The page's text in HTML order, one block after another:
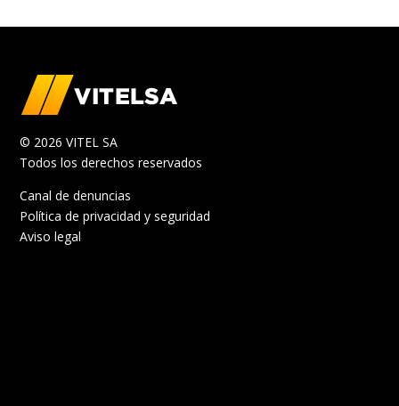
© 2026 VITEL SA
Todos los derechos reservados
Canal de denuncias
Política de privacidad y seguridad
Aviso legal